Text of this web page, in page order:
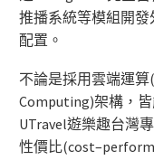
推播系統等模組開
配置。
不論是採用雲端運算
Computing)架構，
UTravel遊樂趣台灣
性價比